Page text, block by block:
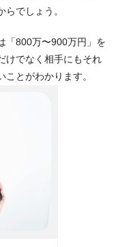
らでしょう。
「800万〜900万円」を
けでなく相手にもそれ
とがわかります。